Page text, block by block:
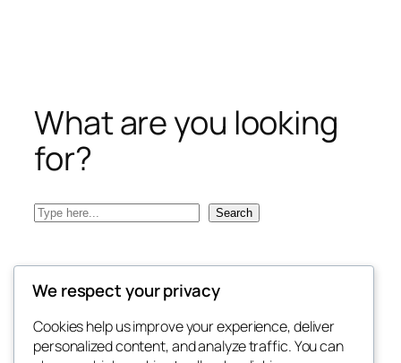
What are you looking
for?
Search Search
We respect your privacy
Cookies help us improve your experience, deliver
personalized content, and analyze traffic. You can